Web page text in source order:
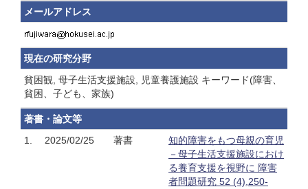
メールアドレス
現在の研究分野
貧困観, 母子生活支援施設, 児童養護施設 キーワード(障害、
貧困、子ども、家族)
著書・論文等
1.
2025/02/25 著書
知的障害をもつ母親の育児
－母子生活支援施設におけ
る養育支援を視野に 障害
者問題研究 52 (4),250-